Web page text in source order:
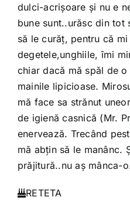
dulci-acrișoare și nu e
bune sunt..urăsc din tot
să le curăț, pentru că
degetele,unghiile, îmi
chiar dacă mă spăl de
mainile lipicioase.
mă face sa strănut
de igienă casnică (Mr.
enervează. Trecând
mă abțin să le manânc.
prăjitură..nu aș mânca-
RETETA